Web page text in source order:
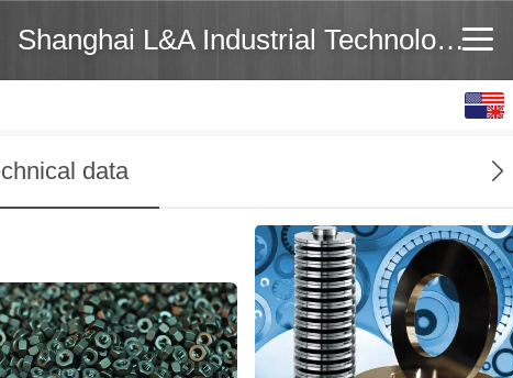
Shanghai L&A Industrial Technology Co.,Ltd
data